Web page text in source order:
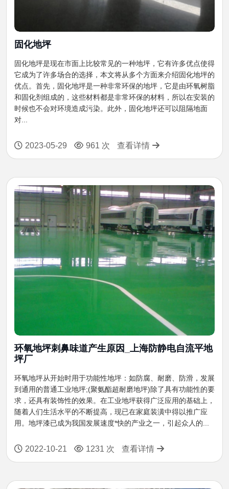
固化地坪
固化地坪是现在市面上比较常见的一种地坪，它有许多优点使得
它成为了许多场合的选择，本文将从多个方面来介绍固化地坪的
优点。首先，固化地坪是一种非常环保的地坪，它是由环氧树脂
和固化剂组成的，这些材料都是非常环保的材料，所以在安装的
时候也不会对环境造成污染。此外，固化地坪还可以阻隔地面
对...
2023-05-29 961 次 查看详情
环氧地坪刺鼻味道产生原因_上海防静电自流平地
坪厂
环氧地坪从开始时用于功能性地坪：如防腐、耐磨、防滑，发展
到通用的普通工业地坪;(聚氨酯超耐磨地坪)除了具有功能性的要
求，还具有装饰性的效果。在工业地坪获得广泛应用的基础上，
随着人们生活水平的不断提高，现已在家庭装潢中得以推广应
用。地坪漆已成为我国发展速度*快的产业之一，引起众人的...
2022-10-21 1231 次 查看详情